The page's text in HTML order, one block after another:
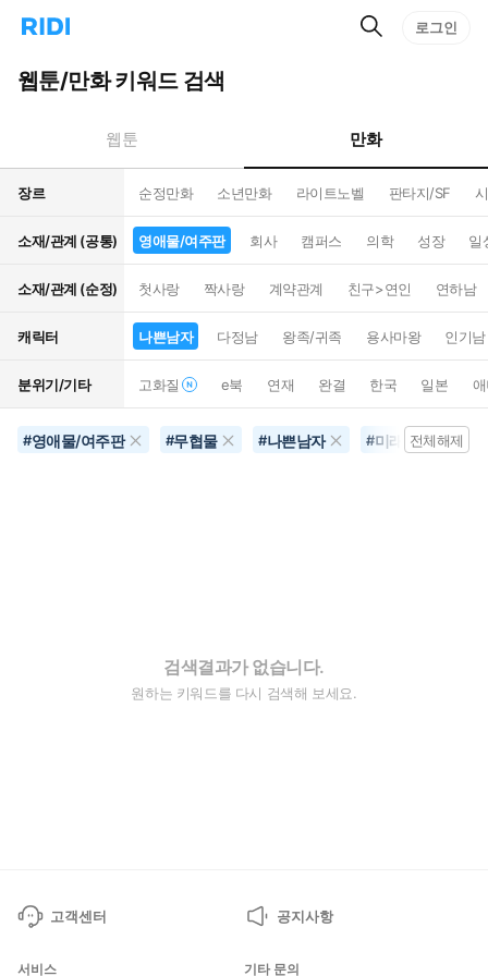
리
홈
으
턴
트
검
로그인
웹툰/만화 키워드 검색
웹툰 만화
장르 순정만화 소년만화 라이트노벨 판타지/SF
소재/관계 (공통) 영애물/여주판 회사 캠퍼스 의학 성장 일
소재/관계 (순정) 첫사랑 짝사랑 계약관계 친구>연인 연하남
캐릭터 나쁜남자 다정남 왕족/귀족 용사마왕 인기남
분위기/기타 고화질 e북 연재 완결 한국 일본
#영애물/여주판 #무협물 #나쁜남자 #미래배경전체해제
검색결과가 없습니다.
원하는 키워드를 다시 검색해 보세요.
고객센터 공지사항
서비스 기타 문의